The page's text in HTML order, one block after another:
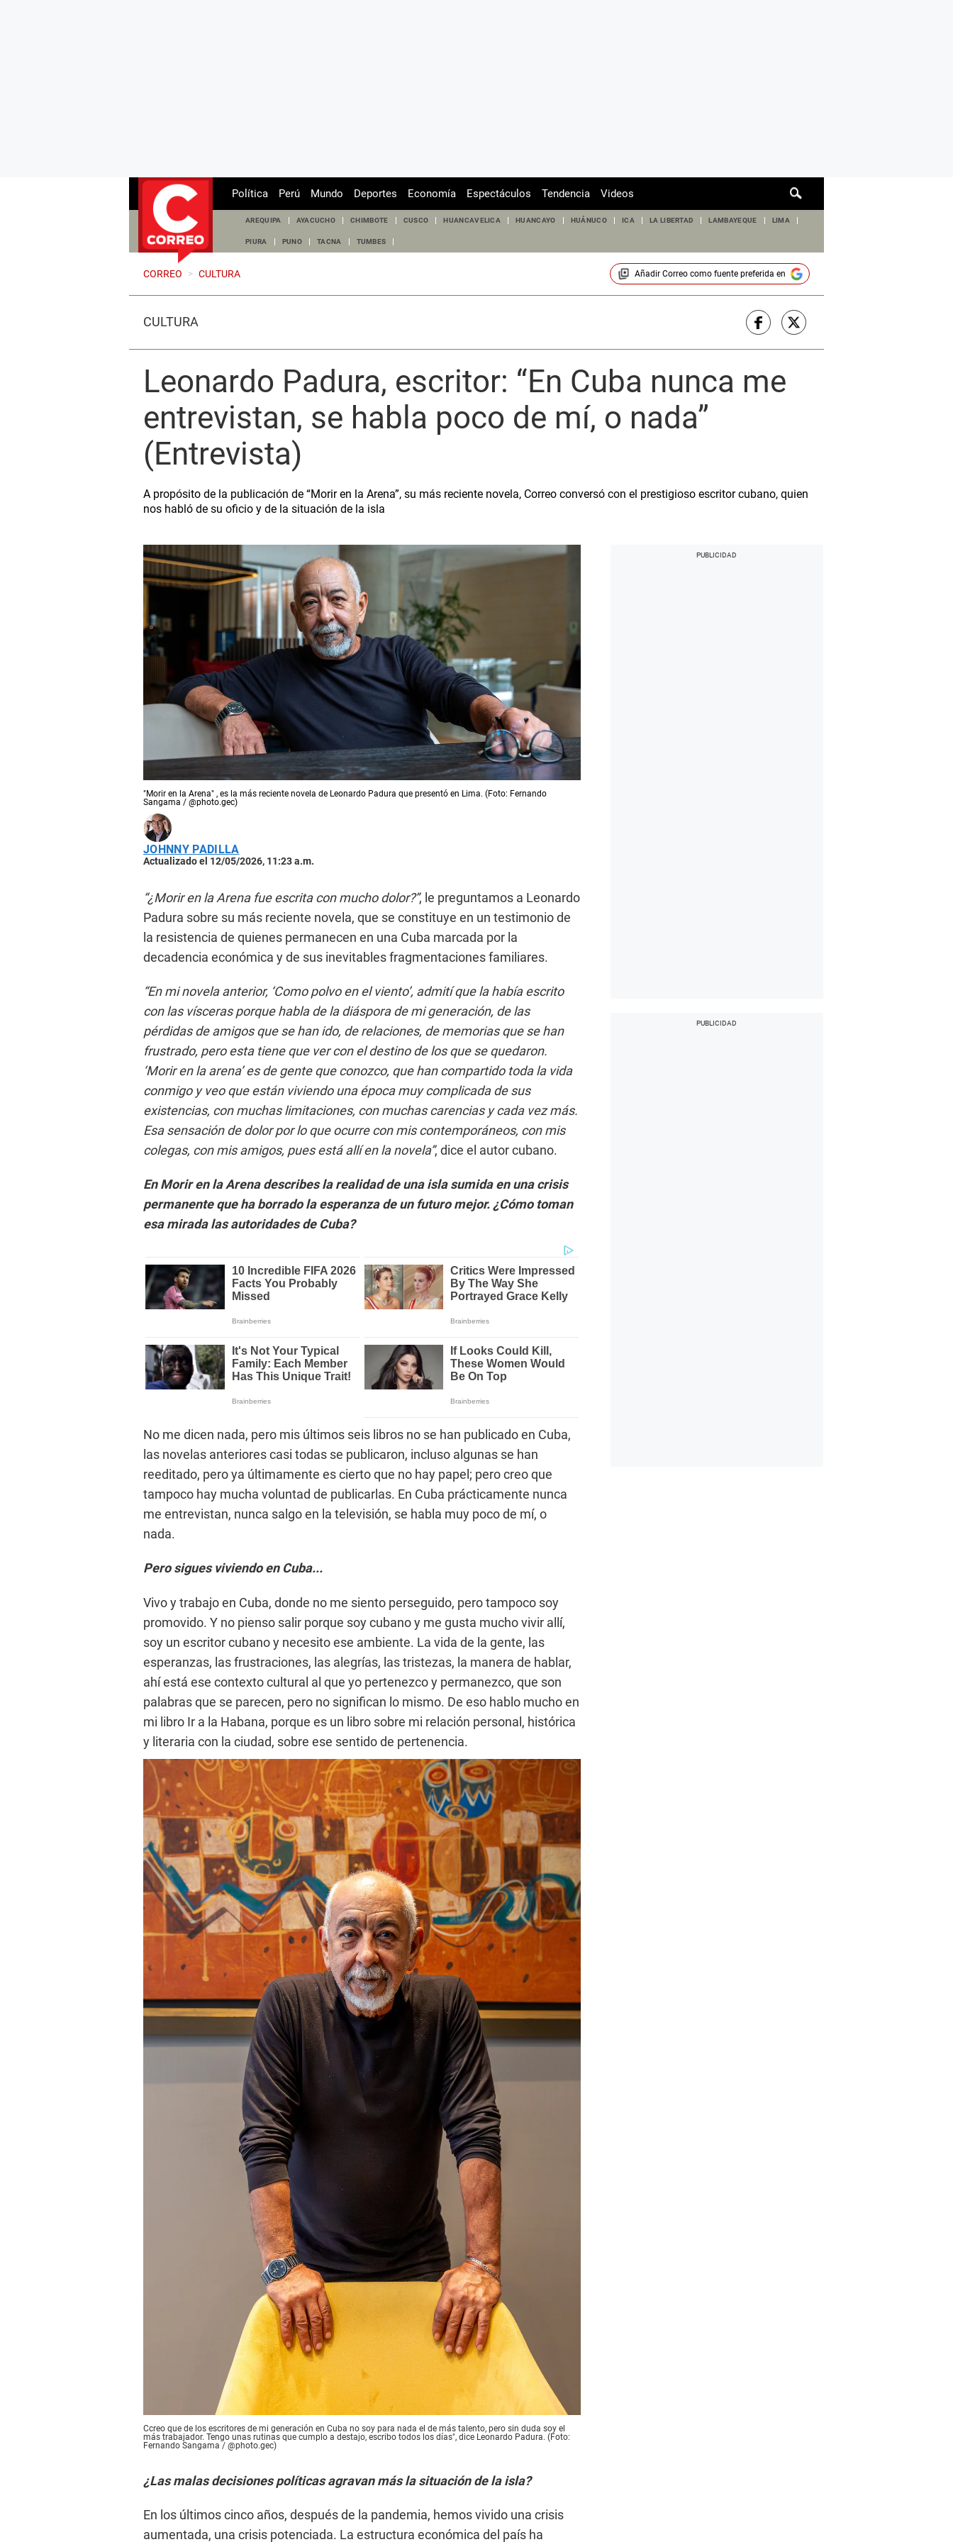
de
Política Perú Mundo Deportes Economía Espectáculos Tendencia Videos
AREQUIPA AYACUCHO CHIMBOTE CUSCO HUANCAVELICA HUANCAYO HUÁNUCO ICA LA LIBERTAD LAMBAYEQUE LIMA
PIURA PUNO TACNA TUMBES
CORREO > CULTURA Añadir Correocomo fuente preferida en
CULTURA
Leonardo Padura, escritor: “En Cuba nunca me
entrevistan, se habla poco de mí, o nada”
(Entrevista)
A propósito de la publicación de “Morir en la Arena”, su más reciente novela, Correo conversó con el prestigioso escritor cubano, quien
nos habló de su oficio y de la situación de la isla
"Morir en la Arena" , es la más reciente novela de Leonardo Padura que presentó en Lima. (Foto: Fernando
Sangama / @photo.gec)
JOHNNY PADILLA
Actualizado el 12/05/2026, 11:23 a.m.
“¿Morir en la Arena fue escrita con mucho dolor?”, le preguntamos a Leonardo
Padura sobre su más reciente novela, que se constituye en un testimonio de
la resistencia de quienes permanecen en una Cuba marcada por la
decadencia económica y de sus inevitables fragmentaciones familiares.
“En mi novela anterior, ‘Como polvo en el viento’, admití que la había escrito
con las vísceras porque habla de la diáspora de mi generación, de las
pérdidas de amigos que se han ido, de relaciones, de memorias que se han
frustrado, pero esta tiene que ver con el destino de los que se quedaron.
‘Morir en la arena’ es de gente que conozco, que han compartido toda la vida
conmigo y veo que están viviendo una época muy complicada de sus
existencias, con muchas limitaciones, con muchas carencias y cada vez más.
Esa sensación de dolor por lo que ocurre con mis contemporáneos, con mis
colegas, con mis amigos, pues está allí en la novela”, dice el autor cubano.
En Morir en la Arena describes la realidad de una isla sumida en una crisis
permanente que ha borrado la esperanza de un futuro mejor. ¿Cómo toman
esa mirada las autoridades de Cuba?
No me dicen nada, pero mis últimos seis libros no se han publicado en Cuba,
las novelas anteriores casi todas se publicaron, incluso algunas se han
reeditado, pero ya últimamente es cierto que no hay papel; pero creo que
tampoco hay mucha voluntad de publicarlas. En Cuba prácticamente nunca
me entrevistan, nunca salgo en la televisión, se habla muy poco de mí, o
nada.
Pero sigues viviendo en Cuba...
Vivo y trabajo en Cuba, donde no me siento perseguido, pero tampoco soy
promovido. Y no pienso salir porque soy cubano y me gusta mucho vivir allí,
soy un escritor cubano y necesito ese ambiente. La vida de la gente, las
esperanzas, las frustraciones, las alegrías, las tristezas, la manera de hablar,
ahí está ese contexto cultural al que yo pertenezco y permanezco, que son
palabras que se parecen, pero no significan lo mismo. De eso hablo mucho en
mi libro Ir a la Habana, porque es un libro sobre mi relación personal, histórica
y literaria con la ciudad, sobre ese sentido de pertenencia.
Ccreo que de los escritores de mi generación en Cuba no soy para nada el de más talento, pero sin duda soy el
más trabajador. Tengo unas rutinas que cumplo a destajo, escribo todos los días", dice Leonardo Padura. (Foto:
Fernando Sangama / @photo.gec)
¿Las malas decisiones políticas agravan más la situación de la isla?
En los últimos cinco años, después de la pandemia, hemos vivido una crisis
aumentada, una crisis potenciada. La estructura económica del país ha